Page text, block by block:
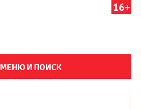
16+
МЕНЮ И ПОИСК